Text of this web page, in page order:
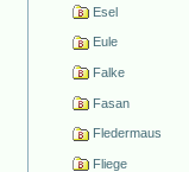
Esel
Eule
Falke
Fasan
Fledermaus
Fliege